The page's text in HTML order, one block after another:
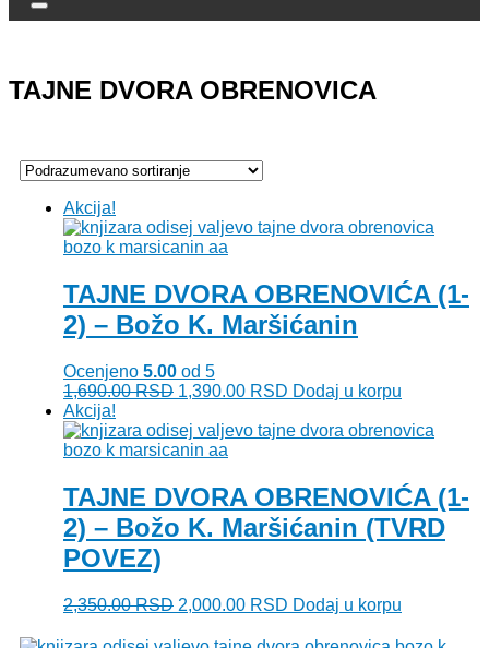
TAJNE DVORA OBRENOVICA
Akcija!
TAJNE DVORA OBRENOVIĆA (1-
2) – Božo K. Maršićanin
Ocenjeno 5.00 od 5
1,690.00RSD Originalna
je
bila:
1,390.00 RSD Trenutna
je:
Dodaj u korpu
Akcija!
TAJNE DVORA OBRENOVIĆA (1-
2) – Božo K. Maršićanin (TVRD
POVEZ)
2,350.00RSD Originalna
je
2,000.00 RSD Trenutna
je:
Dodaj u korpu